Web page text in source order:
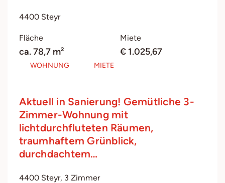
4400 Steyr
Fläche
ca. 78,7 m²
Miete
€ 1.025,67
WOHNUNG MIETE
Aktuell in Sanierung! Gemütliche 3-
Zimmer-Wohnung mit
lichtdurchfluteten Räumen,
traumhaftem Grünblick,
durchdachtem…
4400 Steyr, 3 Zimmer